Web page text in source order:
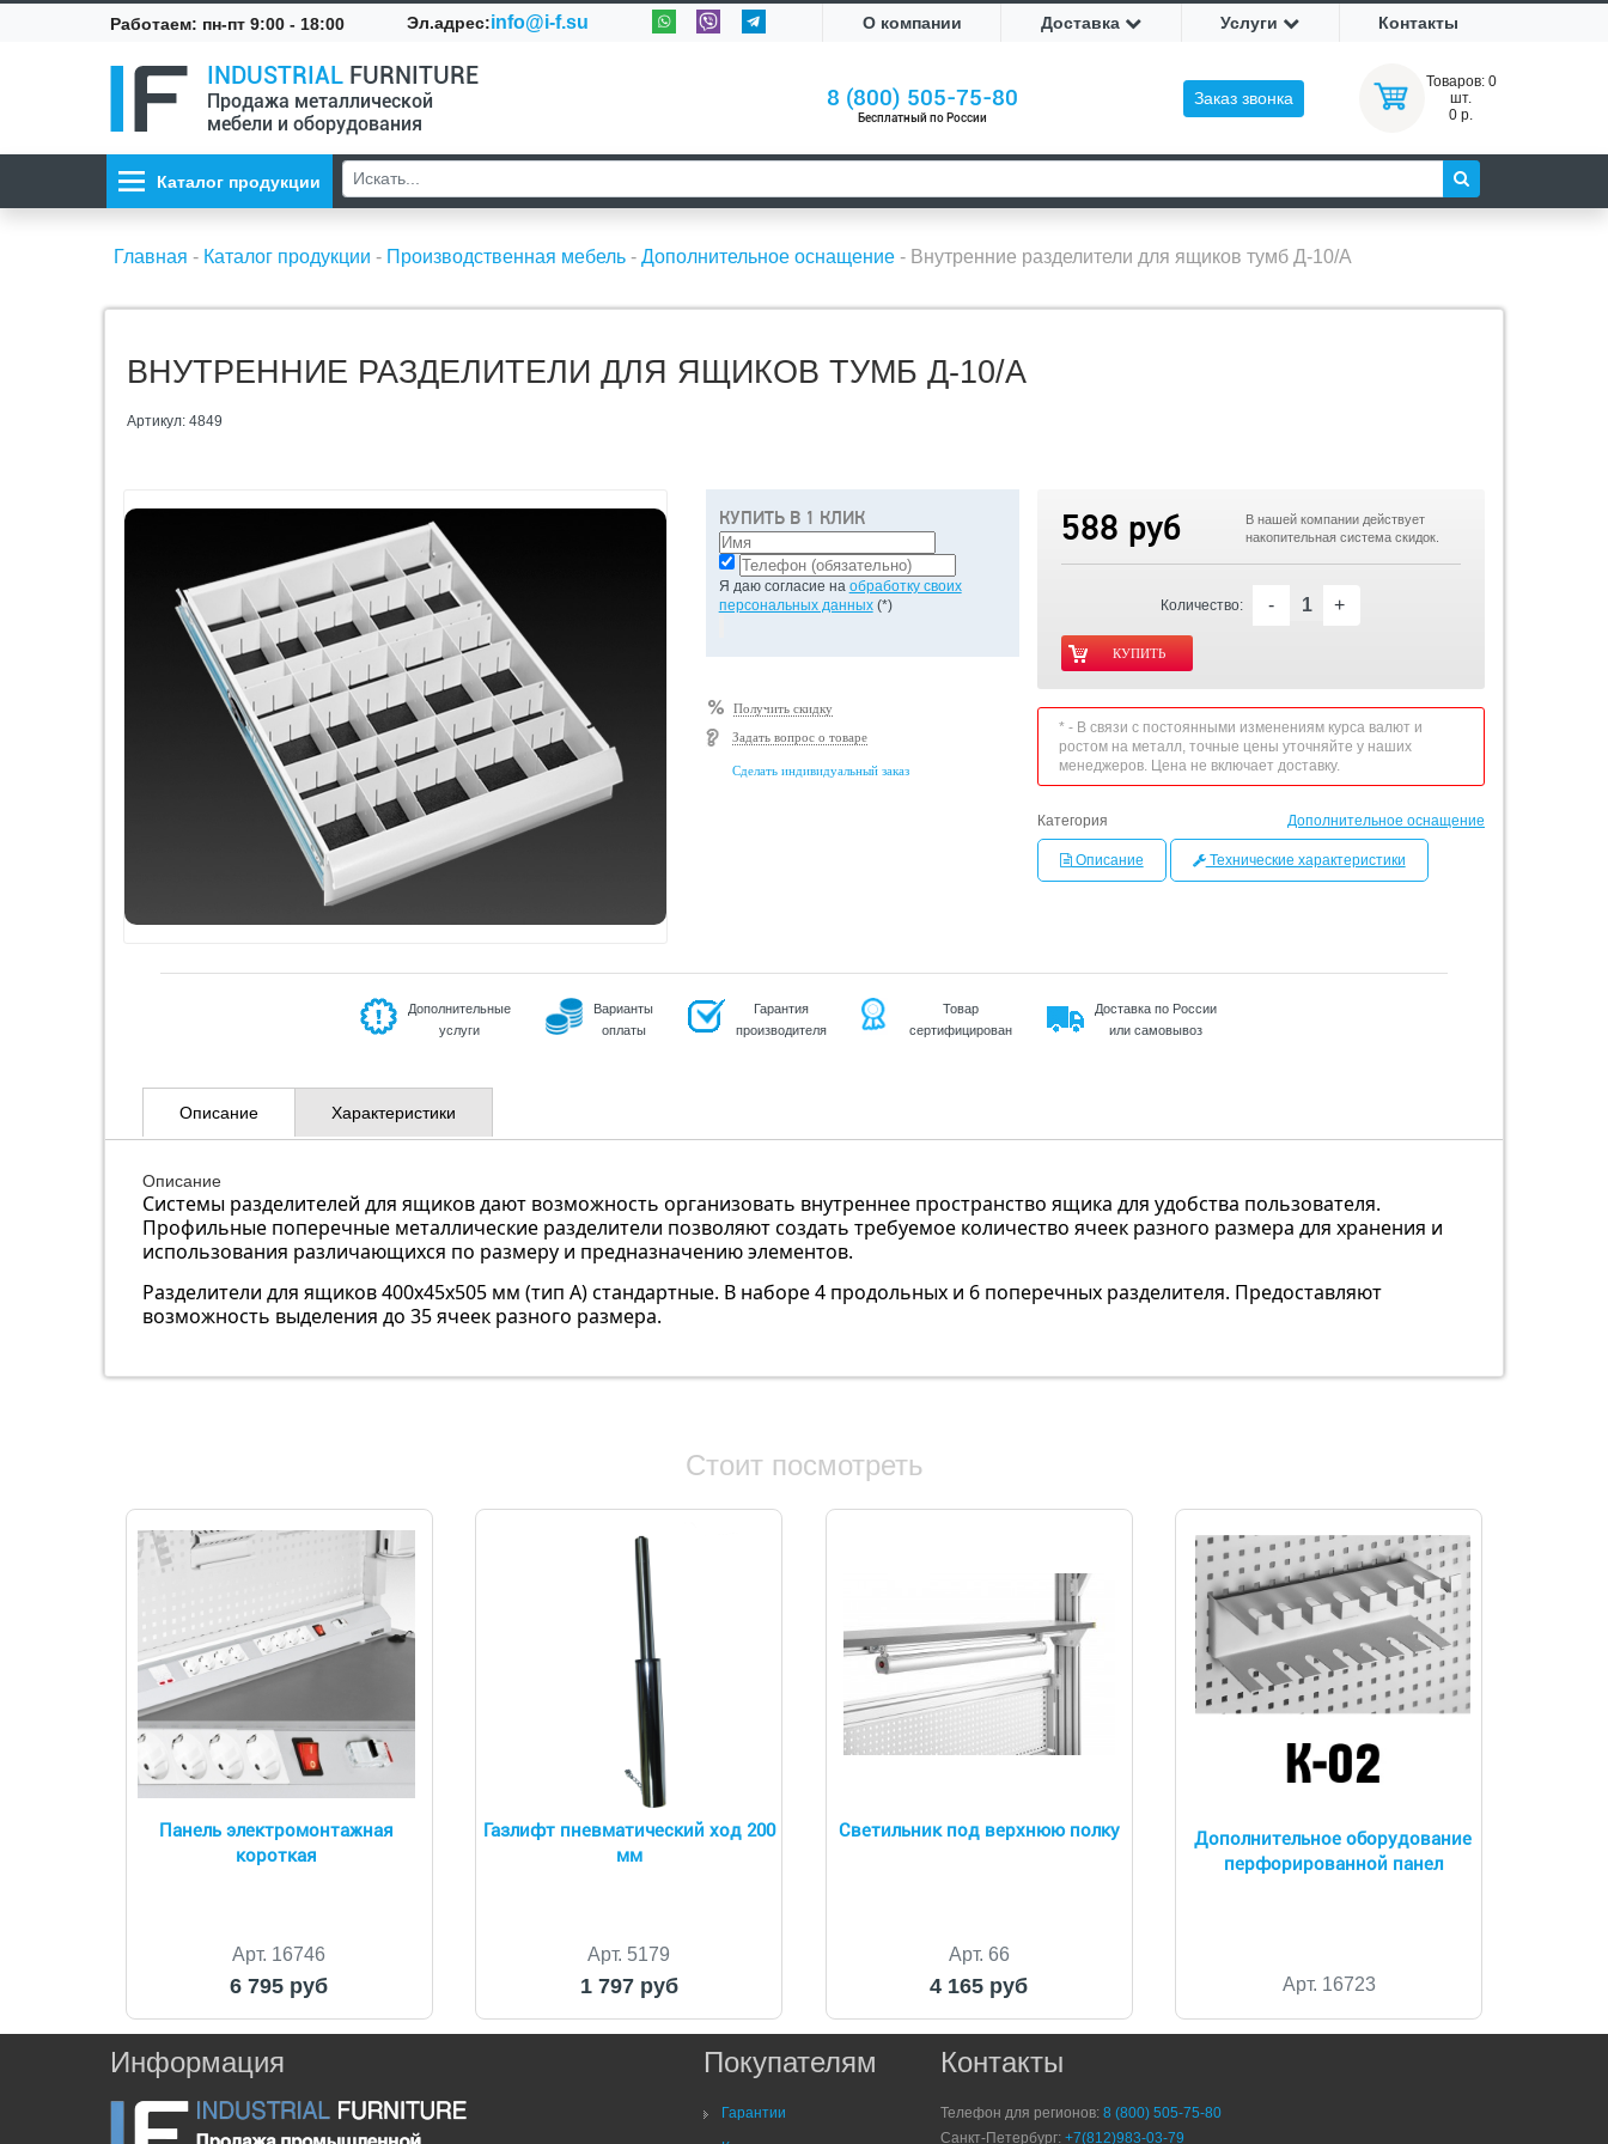
Работаем: пн-пт 9:00 - 18:00 Эл.адрес:info@i-f.su О компании Доставка Услуги Контакты
INDUSTRIAL FURNITURE
Продажа металлической
мебели и оборудования
8 (800) 505-75-80
Бесплатный по России
Заказ звонка
Товаров: 0
шт.
0 р.
Каталог продукции
Главная - Каталог продукции - Производственная мебель - Дополнительное оснащение - Внутренние разделители для ящиков тумб Д-10/А
ВНУТРЕННИЕ РАЗДЕЛИТЕЛИ ДЛЯ ЯЩИКОВ ТУМБ Д-10/А
Артикул: 4849
КУПИТЬ В 1 КЛИК
Я даю согласие на обработку своих
персональных данных(*)
Получить скидку
Задать вопрос о товаре
Сделать индивидуальный заказ
588 руб
В нашей компании действует
накопительная система скидок.
Количество: - +
* - В связи с постоянными изменениям курса валют и
ростом на металл, точные цены уточняйте у наших
менеджеров. Цена не включает доставку.
Категория Дополнительное оснащение
Описание Технические характеристики
Дополнительные
услуги
Варианты
оплаты
Гарантия
производителя
Товар
сертифицирован
Доставка по России
или самовывоз
Описание Характеристики
Описание
Системы разделителей для ящиков дают возможность организовать внутреннее пространство ящика для удобства пользователя.
Профильные поперечные металлические разделители позволяют создать требуемое количество ячеек разного размера для хранения и
использования различающихся по размеру и предназначению элементов.
Разделители для ящиков 400х45х505 мм (тип А) стандартные. В наборе 4 продольных и 6 поперечных разделителя. Предоставляют
возможность выделения до 35 ячеек разного размера.
Стоит посмотреть
Панель электромонтажная
короткая
Арт. 16746
6 795 руб
Газлифт пневматический ход 200
мм
Арт. 5179
1 797 руб
Светильник под верхнюю полку
Арт. 66
4 165 руб
Дополнительное оборудование
перфорированной панел
Арт. 16723
Информация Покупателям
Гарантии
Контакты
Телефон для регионов:8 (800) 505-75-80
Санкт-Петербург:+7(812)983-03-79